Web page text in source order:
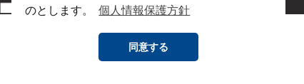
のとします。
個人情報保護方針
同意する